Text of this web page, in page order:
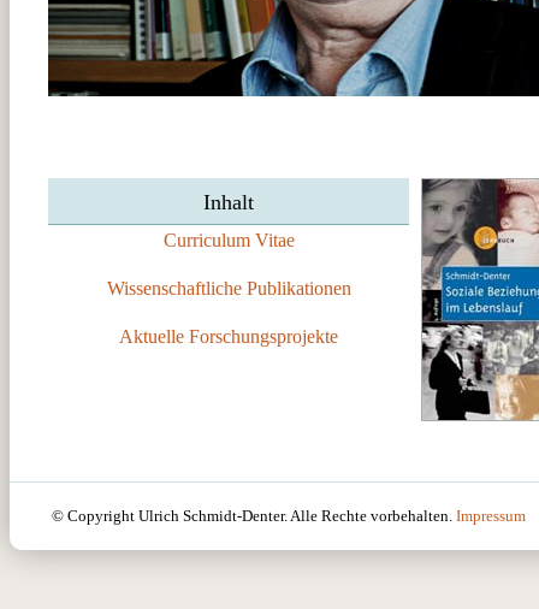
Inhalt
Curriculum Vitae
Wissenschaftliche Publikationen
Aktuelle Forschungsprojekte
© Copyright Ulrich Schmidt-Denter. Alle Rechte vorbehalten. Impressum